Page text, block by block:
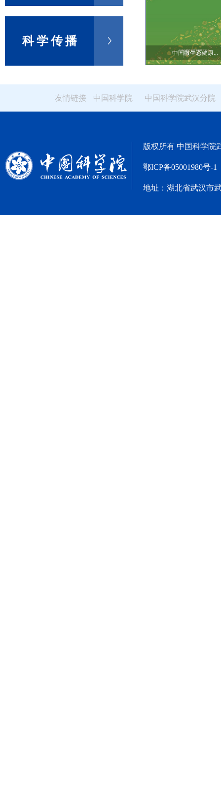
科学传播
中国微生态健康...
友情链接 中国科学院 中国科学院武汉分院
版权所有 中国科学院
鄂ICP备05001980号-1
地址：湖北省武汉市